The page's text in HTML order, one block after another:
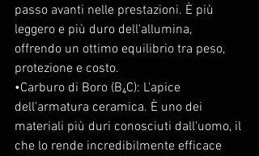
passo avanti nelle prestazioni. È più
leggero e più duro dell'allumina,
offrendo un ottimo equilibrio tra peso,
protezione e costo.
•Carburo di Boro (B₄C): L'apice
dell'armatura ceramica. È uno dei
materiali più duri conosciuti dall'uomo, il
che lo rende incredibilmente efficace